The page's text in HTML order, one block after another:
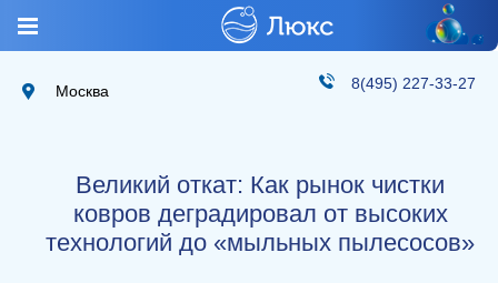
Москва 8(495) 227-33-27
Великий откат: Как рынок чистки
ковров деградировал от высоких
технологий до «мыльных пылесосов»